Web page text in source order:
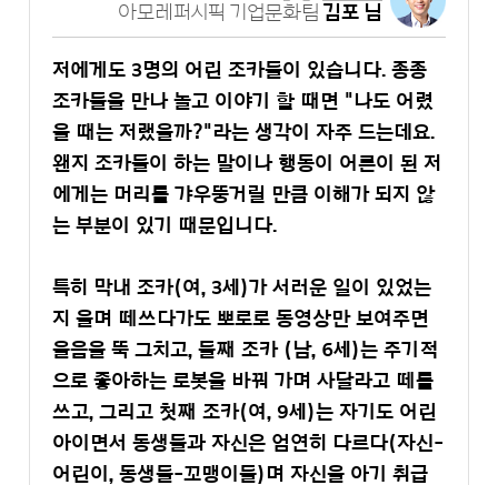
아모레퍼시픽 기업문화팀 김포 님
저에게도 3명의 어린 조카들이 있습니다. 종종
조카들을 만나 놀고 이야기 할 때면 "나도 어렸
을 때는 저랬을까?"라는 생각이 자주 드는데요.
왠지 조카들이 하는 말이나 행동이 어른이 된 저
에게는 머리를 갸우뚱거릴 만큼 이해가 되지 않
는 부분이 있기 때문입니다.
특히 막내 조카(여, 3세)가 서러운 일이 있었는
지 울며 떼쓰다가도 뽀로로 동영상만 보여주면
울음을 뚝 그치고, 둘째 조카 (남, 6세)는 주기적
으로 좋아하는 로봇을 바꿔 가며 사달라고 떼를
쓰고, 그리고 첫째 조카(여, 9세)는 자기도 어린
아이면서 동생들과 자신은 엄연히 다르다(자신-
어린이, 동생들-꼬맹이들)며 자신을 아기 취급